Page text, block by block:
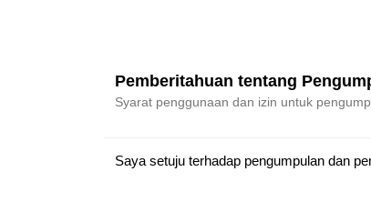
Pemberitahuan tentang
Syarat penggunaan dan izin untuk
Saya setuju terhadap pengumpulan dan